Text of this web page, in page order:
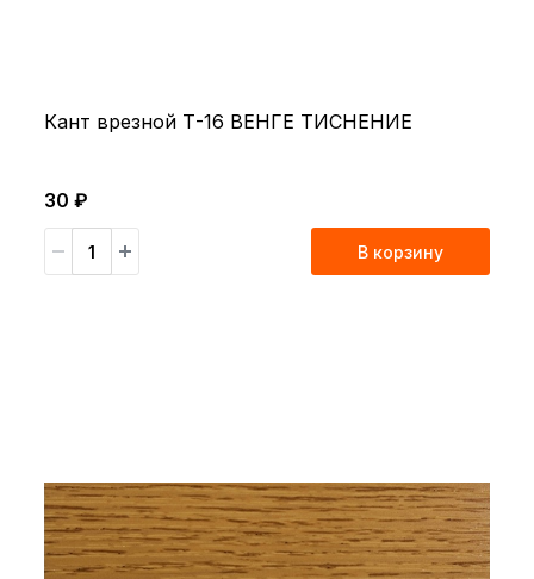
Кант врезной Т-16 ВЕНГЕ ТИСНЕНИЕ
30 ₽
В корзину